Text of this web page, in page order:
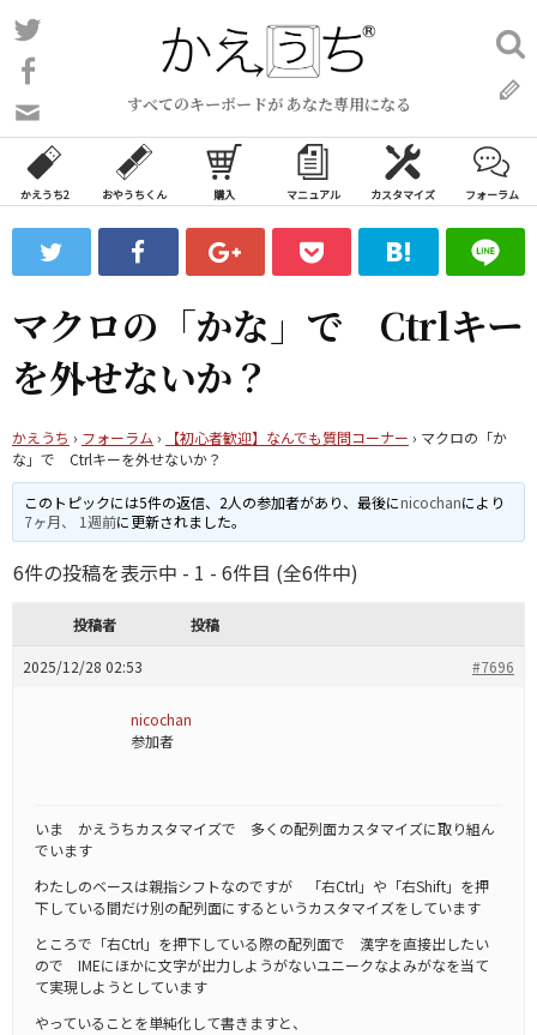
コ
ン
ン
ツ
ス
ッ
すべてのキーボードが あなた専用になる
い
合
わ
フ
ォ
ム
検
索:
かえうち2 おやうちくん 購入 マニュアル カスタマイズ フォーラム
マクロの「かな」で Ctrlキー
を外せないか？
かえうち › フォーラム › 【初心者歓迎】なんでも質問コーナー › マクロの「か
な」で Ctrlキーを外せないか？
このトピックには5件の返信、2人の参加者があり、最後にnicochanにより
7ヶ月、 1週前に更新されました。
6件の投稿を表示中 - 1 - 6件目 (全6件中)
投稿者 投稿
2025/12/28 02:53 #7696
nicochan
参加者
いま かえうちカスタマイズで 多くの配列面カスタマイズに取り組ん
でいます
わたしのベースは親指シフトなのですが 「右Ctrl」や「右Shift」を押
下している間だけ別の配列面にするというカスタマイズをしています
ところで「右Ctrl」を押下している際の配列面で 漢字を直接出したい
ので IMEにほかに文字が出力しようがないユニークなよみがなを当て
て実現しようとしています
やっていることを単純化して書きますと、